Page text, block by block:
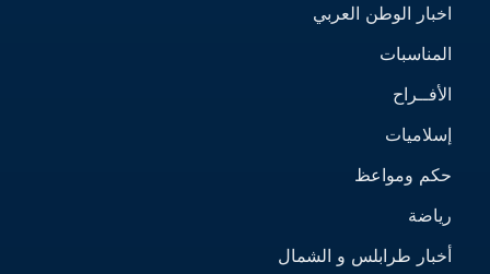
اخبار الوطن العربي
المناسبات
الأفــراح
إسلاميات
حكم ومواعظ
رياضة
أخبار طرابلس و الشمال